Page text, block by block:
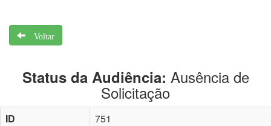
Voltar
Status da Audiência: Ausência de
Solicitação
ID
751